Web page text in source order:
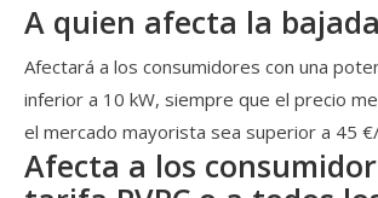
A quien afecta la
Afectará a los consumidores con una
inferior a 10 kW, siempre que el precio
el mercado mayorista sea superior a 45
Afecta a los